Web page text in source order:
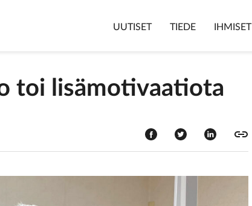
UUTISET TIEDE IHMISET
toi lisämotivaatiota